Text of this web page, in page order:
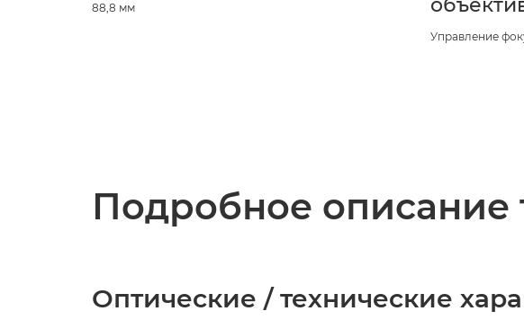
88,8 мм
Управление
Подробное описание
Оптические / технические